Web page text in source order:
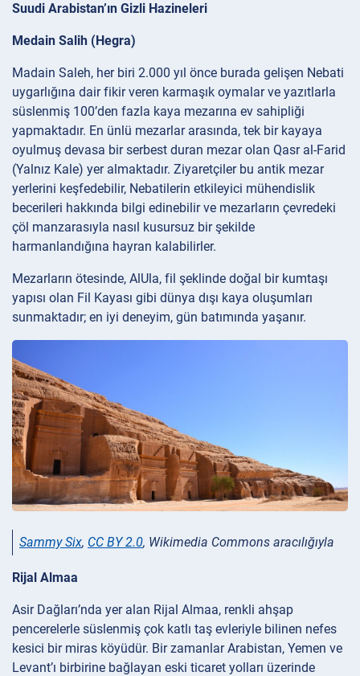
Suudi Arabistan’ın Gizli Hazineleri
Medain Salih (Hegra)
Madain Saleh, her biri 2.000 yıl önce burada gelişen Nebati
uygarlığına dair fikir veren karmaşık oymalar ve yazıtlarla
süslenmiş 100’den fazla kaya mezarına ev sahipliği
yapmaktadır. En ünlü mezarlar arasında, tek bir kayaya
oyulmuş devasa bir serbest duran mezar olan Qasr al-Farid
(Yalnız Kale) yer almaktadır. Ziyaretçiler bu antik mezar
yerlerini keşfedebilir, Nebatilerin etkileyici mühendislik
becerileri hakkında bilgi edinebilir ve mezarların çevredeki
çöl manzarasıyla nasıl kusursuz bir şekilde
harmanlandığına hayran kalabilirler.
Mezarların ötesinde, AlUla, fil şeklinde doğal bir kumtaşı
yapısı olan Fil Kayası gibi dünya dışı kaya oluşumları
sunmaktadır; en iyi deneyim, gün batımında yaşanır.
Sammy Six, CC BY 2.0, Wikimedia Commons aracılığıyla
Rijal Almaa
Asir Dağları’nda yer alan Rijal Almaa, renkli ahşap
pencerelerle süslenmiş çok katlı taş evleriyle bilinen nefes
kesici bir miras köyüdür. Bir zamanlar Arabistan, Yemen ve
Levant’ı birbirine bağlayan eski ticaret yolları üzerinde